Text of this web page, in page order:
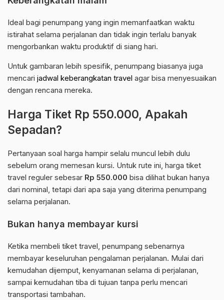
Ideal bagi penumpang yang ingin memanfaatkan waktu
istirahat selama perjalanan dan tidak ingin terlalu banyak
mengorbankan waktu produktif di siang hari.
Untuk gambaran lebih spesifik, penumpang biasanya juga
mencari jadwal keberangkatan travel agar bisa menyesuaikan
dengan rencana mereka.
Harga Tiket Rp 550.000, Apakah
Sepadan?
Pertanyaan soal harga hampir selalu muncul lebih dulu
sebelum orang memesan kursi. Untuk rute ini, harga tiket
travel reguler sebesar Rp 550.000 bisa dilihat bukan hanya
dari nominal, tetapi dari apa saja yang diterima penumpang
selama perjalanan.
Bukan hanya membayar kursi
Ketika membeli tiket travel, penumpang sebenarnya
membayar keseluruhan pengalaman perjalanan. Mulai dari
kemudahan dijemput, kenyamanan selama di perjalanan,
sampai kemudahan tiba di tujuan tanpa perlu mencari
transportasi tambahan.